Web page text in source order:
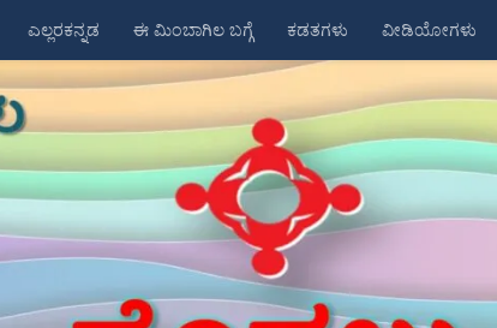
ಎಲ್ಲರಕನ್ನಡ ಈ ಮಿಂಬಾಗಿಲ ಬಗ್ಗೆ ಕಡತಗಳು ವೀಡಿಯೋಗಳು